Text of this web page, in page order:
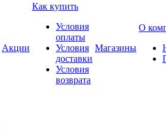
Акции
Как купить
Условия
оплаты
Условия
доставки
Условия
возврата
Магазины
О